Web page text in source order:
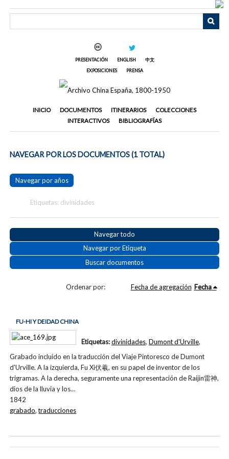
PRESENTACIÓN ENGLISH
中文
EXPOSICIONES
PRENSA
INICIO DOCUMENTOS ITINERARIOS
COLECCIONES
INTERACTIVOS
BIBLIOGRAFÍAS
NAVEGAR POR LOS DOCUMENTOS (1 TOTAL)
Navegar por años
Etiquetas: divinidades
Navegar todo
Navegar por Etiqueta
Buscar documentos
Ordenar por: Fecha de agregación Fecha
FU-HI Y DEIDAD CHINA
Grabado incluido en la traducción del Viaje Pintoresco de Dumont
d'Urville. A la izquierda, Fu Xi伏羲, en su papel de inventor de los
trigramas. A la derecha, seguramente una representación de Raijin雷神,
dios de la lluvia y los…
1842
Etiquetas:divinidades, Dumont d'Urville,
grabado,traducciones